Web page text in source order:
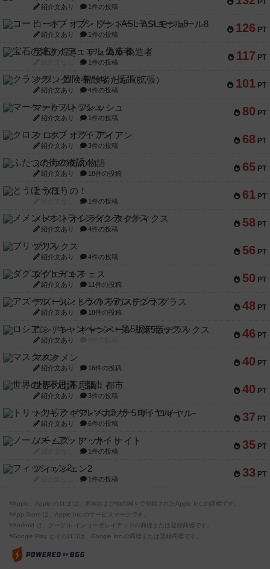
PT
紹介文あり 1件の投稿
126 PT
コード・オブ・ブシドー：ASLモジュール8
紹介文あり 1件の投稿
117 PT
宝石の煌き：デュエル 偽造者
1件の投稿
101 PT
クランク! ：冒険者たち（拡張）
紹介文あり 4件の投稿
80 PT
マーケットフレッシュ
紹介文あり 1件の投稿
68 PT
クロス・オブ・アイアン
紹介文あり 3件の投稿
65 PT
ふたつの街の物語
紹介文あり 18件の投稿
61 PT
とうほうの！
1件の投稿
58 PT
メメントオンラインタクティクス
紹介文あり 4件の投稿
56 PT
ブリックス
紹介文あり 4件の投稿
50 PT
ダグエイトチェス
紹介文あり 11件の投稿
48 PT
アズール：シントラのステンドグラス
紹介文あり 18件の投稿
46 PT
ロシアン・キャンペーン：第5版デラックス
紹介文あり
40 PT
マスクメン
紹介文あり 16件の投稿
40 PT
世界の七不思議：都市
紹介文あり 3件の投稿
37 PT
トリックギア - ペルソナ5 ザ・ロイヤル-
紹介文あり 6件の投稿
35 PT
ノームズ・アット・ナイト
1件の投稿
33 PT
フィッシェン2
1件の投稿
※Apple、Apple のロゴ は、米国および他の国々で登録されたApple Inc.の商標です。
※App Store は、Apple Inc.のサービスマークです。
※Android は、グーグル インコーポレイテッドの商標または登録商標です。
※Google Play とそのロゴは、Google Inc.の商標または登録商標です。